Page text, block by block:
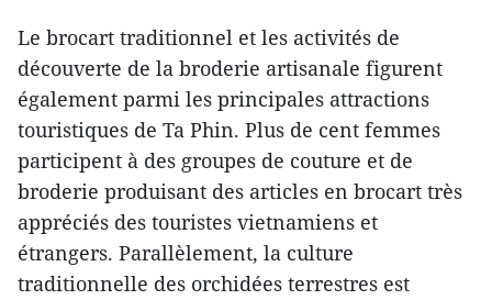
Le brocart traditionnel et les activités de
découverte de la broderie artisanale figurent
également parmi les principales attractions
touristiques de Ta Phin. Plus de cent femmes
participent à des groupes de couture et de
broderie produisant des articles en brocart très
appréciés des touristes vietnamiens et
étrangers. Parallèlement, la culture
traditionnelle des orchidées terrestres est